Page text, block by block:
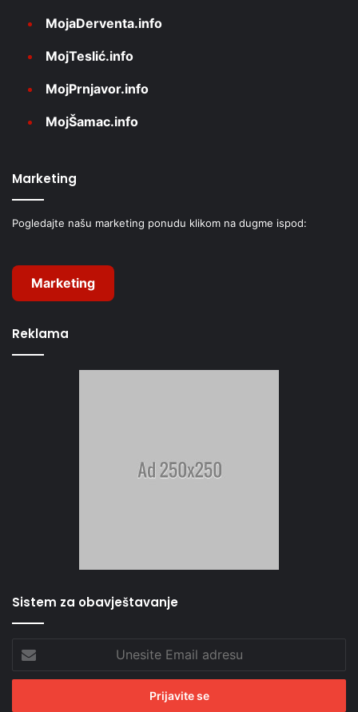
MojaDerventa.info
MojTeslić.info
MojPrnjavor.info
MojŠamac.info
Marketing
Pogledajte našu marketing ponudu klikom na dugme ispod:
Marketing
Reklama
Sistem za obavještavanje
Email
adresu